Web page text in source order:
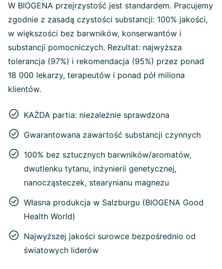
W BIOGENA przejrzystość jest standardem. Pracujemy
zgodnie z zasadą czystości substancji: 100% jakości,
w większości bez barwników, konserwantów i
substancji pomocniczych. Rezultat: najwyższa
tolerancja (97%) i rekomendacja (95%) przez ponad
18 000 lekarzy, terapeutów i ponad pół miliona
klientów.
KAŻDA partia: niezależnie sprawdzona
Gwarantowana zawartość substancji czynnych
100% bez sztucznych barwników/aromatów,
dwutlenku tytanu, inżynierii genetycznej,
nanocząsteczek, stearynianu magnezu
Własna produkcja w Salzburgu (BIOGENA Good
Health World)
Najwyższej jakości surowce bezpośrednio od
światowych liderów